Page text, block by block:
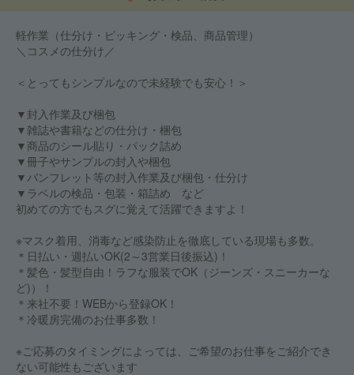
軽作業（仕分け・ピッキング・検品、商品管理）
＼コスメの仕分け／
＜とってもシンプルなので未経験でも安心！＞
▼封入作業及び梱包
▼雑誌や書籍などの仕分け・梱包
▼商品のシール貼り・パック詰め
▼冊子やサンプルの封入や梱包
▼パンフレット等の封入作業及び梱包・仕分け
▼ラベルの検品・包装・箱詰め など
初めての方でもスグに覚えて活躍できますよ！
※マスク着用、消毒など感染防止を徹底している現場も多数。
＊日払い・週払いOK(2～3営業日後振込)！
＊髪色・髪型自由！ラフな服装でOK（ジーンズ・スニーカーな
ど)）！
＊来社不要！WEBから登録OK！
＊冷暖房完備のお仕事多数！
※ご応募のタイミングによっては、ご希望のお仕事をご紹介でき
ない可能性もございます